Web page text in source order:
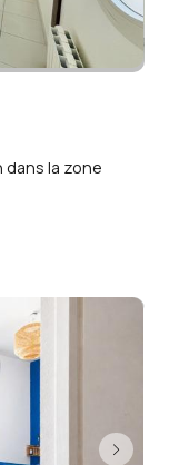
dans la zone